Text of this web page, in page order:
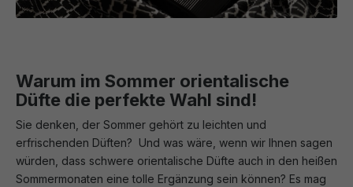
Warum im Sommer orientalische
Düfte die perfekte Wahl sind!
Sie denken, der Sommer gehört zu leichten und
erfrischenden Düften? Und was wäre, wenn wir Ihnen sagen
würden, dass schwere orientalische Düfte auch in den heißen
Sommermonaten eine tolle Ergänzung sein können? Es mag